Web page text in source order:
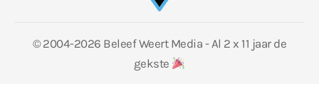
© 2004-2026 Beleef Weert Media - Al 2 x 11 jaar de
gekste